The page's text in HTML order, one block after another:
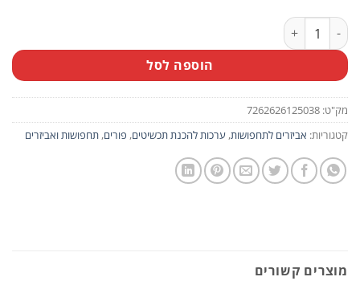
כמות של ערכת תכשיטים לנסיכה
הוספה לסל
מק"ט: 7262626125038
קטגוריות: אביזרים לתחפושות, ערכות להכנת תכשיטים, פורים, תחפושות ואביזרים
מוצרים קשורים